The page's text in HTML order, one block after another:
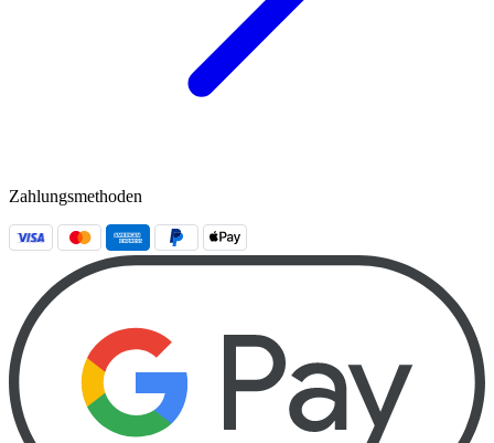
Zahlungsmethoden